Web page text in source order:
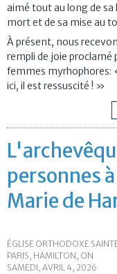
aimé tout au long de sa
mort et de sa mise au
À présent, nous
rempli de joie proclamé
femmes myrhophores:
ici, il est ressuscité ! »
personnes
Marie de
ÉGLISE ORTHODOXE
PARIS, HAMILTON, ON
SAMEDI, AVRIL 4, 2026